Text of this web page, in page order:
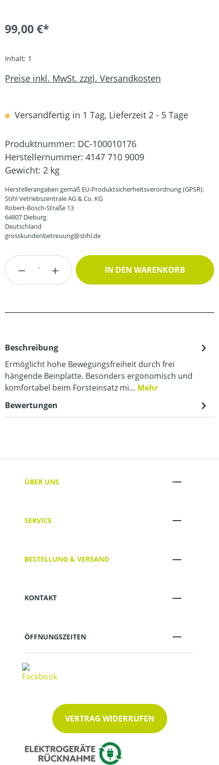
99,00 €*
Inhalt: 1
Preise inkl. MwSt. zzgl. Versandkosten
Versandfertig in 1 Tag, Lieferzeit 2 - 5 Tage
Produktnummer: DC-100010176
Herstellernummer: 4147 710 9009
Gewicht: 2 kg
Herstellerangaben gemäß EU-Produktsicherheitsverordnung (GPSR):
Stihl Vetriebszentrale AG & Co. KG
Robert-Bosch-Straße 13
64807 Dieburg
Deutschland
grosskundenbetreuung@stihl.de
Produkt Anzahl: Gib den gewünschten
IN DEN WARENKORB
Beschreibung
Ermöglicht hohe Bewegungsfreiheit durch frei
hängende Beinplatte. Besonders ergonomisch und
komfortabel beim Forsteinsatz mi… Mehr
Bewertungen
ÜBER UNS
SERVICE
BESTELLUNG & VERSAND
KONTAKT
ÖFFNUNGSZEITEN
VERTRAG WIDERRUFEN